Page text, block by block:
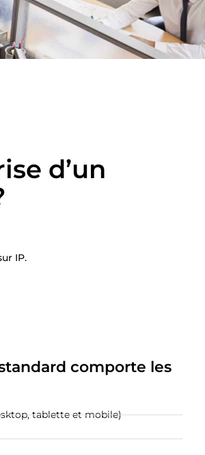
d’un
IP.
comporte les
tablette et mobile)